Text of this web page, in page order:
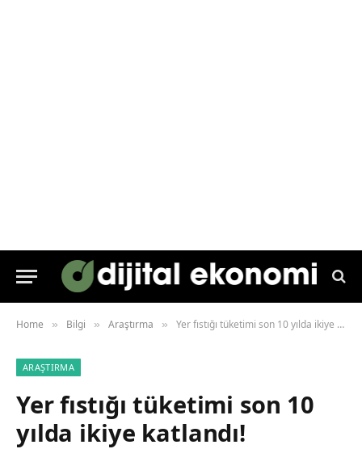
Home » Bilgi » Araştırma » Yer fıstığı tüketimi son 10 yılda ikiye katlandı!
ARAŞTIRMA
Yer fıstığı tüketimi son 10
yılda ikiye katlandı!